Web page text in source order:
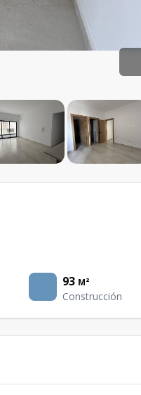
93 M²
Construcción